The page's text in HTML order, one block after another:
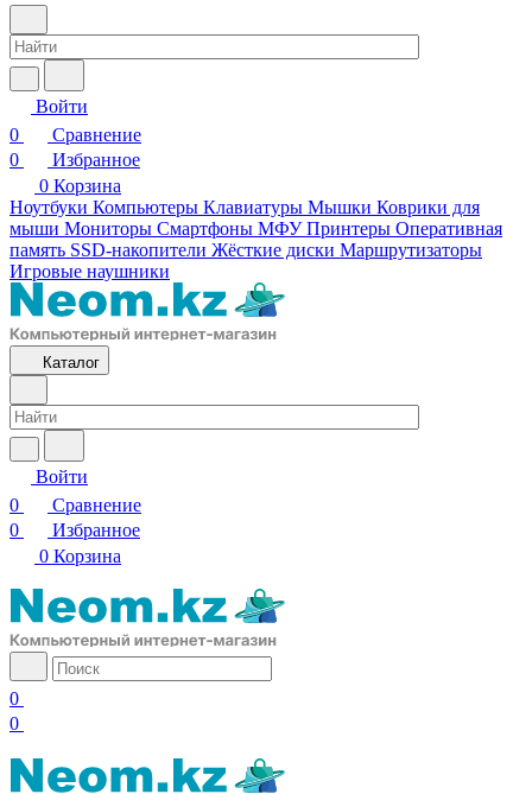
Войти
0
Сравнение
0
Избранное
0 Корзина
Ноутбуки Компьютеры Клавиатуры Мышки Коврики для
мыши Мониторы Смартфоны МФУ Принтеры Оперативная
память SSD-накопители Жёсткие диски Маршрутизаторы
Игровые наушники
Каталог
Войти
0
Сравнение
0
Избранное
0 Корзина
0
0